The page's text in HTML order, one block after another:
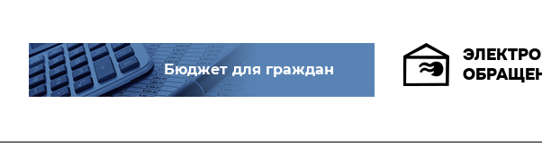
Бюджет для граждан